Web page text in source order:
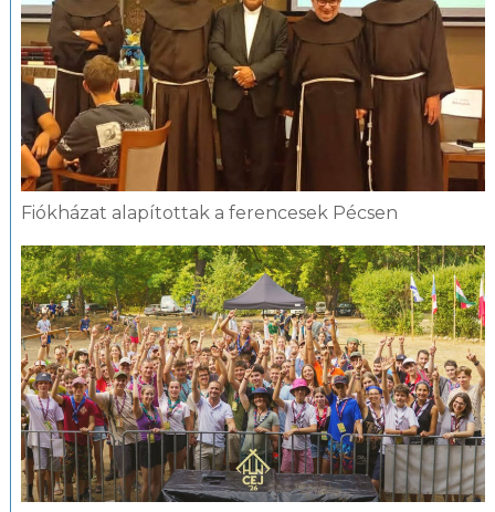
Fiókházat alapítottak a ferencesek Pécsen